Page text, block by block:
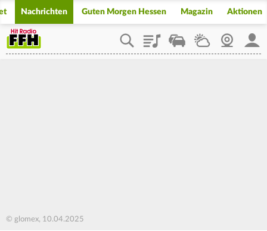
Nachrichten Guten Morgen Hessen Magazin Aktionen
PlaylistStaupilotWetterWebcam
© glomex, 10.04.2025